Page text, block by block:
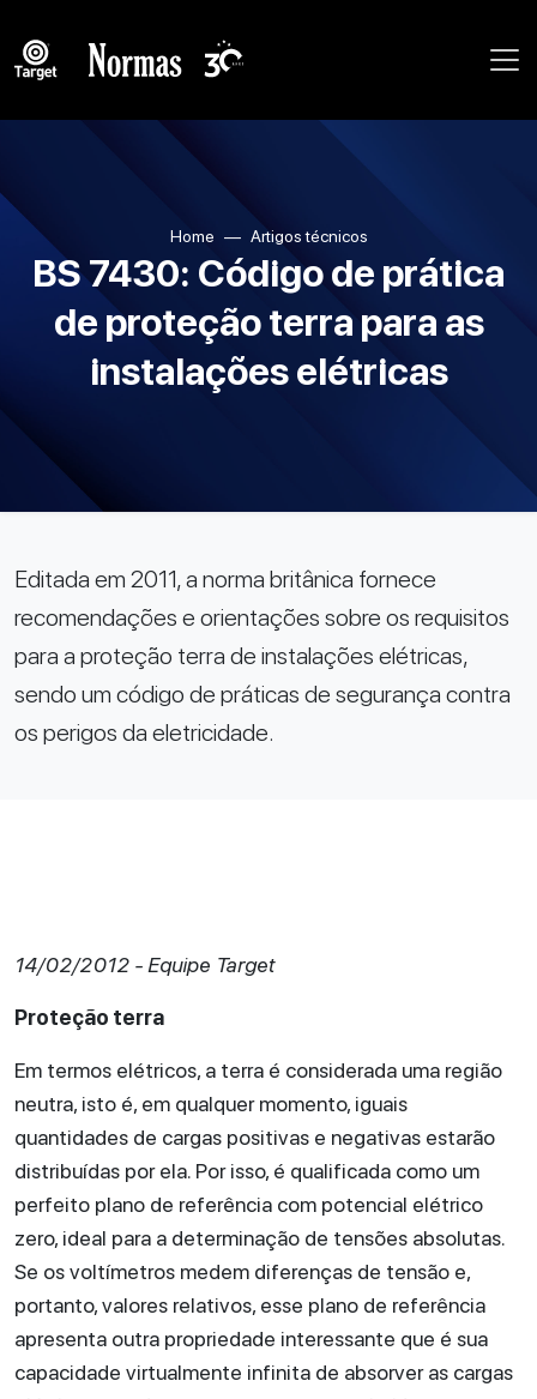
Home Artigos técnicos
BS 7430: Código de prática
de proteção terra para as
instalações elétricas
Editada em 2011, a norma britânica fornece
recomendações e orientações sobre os requisitos
para a proteção terra de instalações elétricas,
sendo um código de práticas de segurança contra
os perigos da eletricidade.
14/02/2012 - Equipe Target
Proteção terra
Em termos elétricos, a terra é considerada uma região
neutra, isto é, em qualquer momento, iguais
quantidades de cargas positivas e negativas estarão
distribuídas por ela. Por isso, é qualificada como um
perfeito plano de referência com potencial elétrico
zero, ideal para a determinação de tensões absolutas.
Se os voltímetros medem diferenças de tensão e,
portanto, valores relativos, esse plano de referência
apresenta outra propriedade interessante que é sua
capacidade virtualmente infinita de absorver as cargas